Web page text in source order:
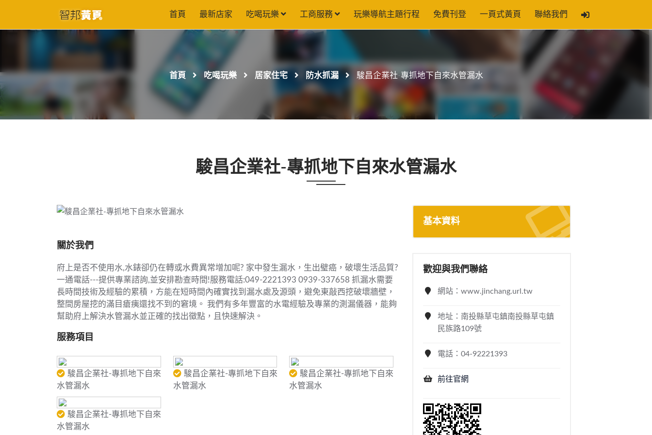
首頁 最新店家 吃喝玩樂 工商服務 玩樂導航主題行程 免費刊登 一頁式黃頁 聯絡我們
首頁 吃喝玩樂 居家住宅 防水抓漏 駿昌企業社-專抓地下自來水管漏水
駿昌企業社-專抓地下自來水管漏水
關於我們
府上是否不使用水,水錶卻仍在轉或水費異常增加呢? 家中發生漏水，生出璧癌，破壞生活品質?
一通電話---提供專業諮詢,並安排勘查時間!服務電話:049-2221393 0939-337658 抓漏水需要
長時間技術及經驗的累積，方能在短時間內確實找到漏水處及源頭，避免東敲西挖破壞牆壁，
整間房屋挖的滿目瘡痍還找不到的窘境。 我們有多年豐富的水電經驗及專業的測漏儀器，能夠
幫助府上解決水管漏水並正確的找出徵點，且快速解決。
服務項目
駿昌企業社-專抓地下自來
水管漏水
駿昌企業社-專抓地下自來
水管漏水
駿昌企業社-專抓地下自來
水管漏水
駿昌企業社-專抓地下自來
水管漏水
基本資料
歡迎與我們聯絡
網站：www.jinchang.url.tw
地址：南投縣草屯鎮南投縣草屯鎮
民族路109號
電話：04-92221393
前往官網